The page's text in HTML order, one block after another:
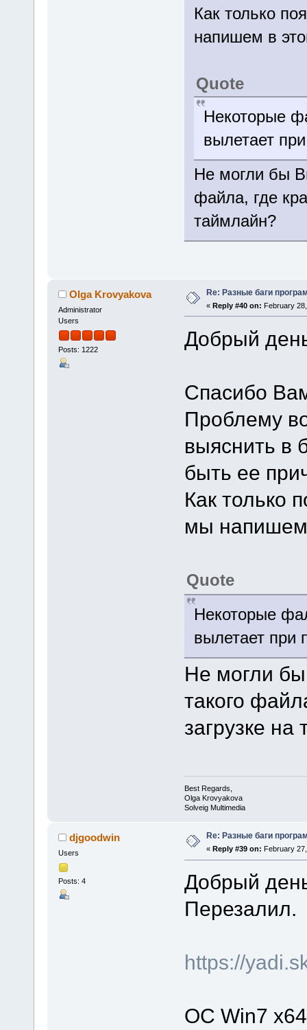
Как только
напишем в
Quote
Некоторые
вылетает
Не могли бы
файла, где
таймлайн?
Olga Krovyakova
Administrator
Users
Posts: 1222
Re: Разные баги
« Reply #40 on: February
Добрый
Спасибо
Проблему
выяснить в
быть ее
Как только
мы напишем
Quote
Некоторые
вылетает при
Не могли
такого
загрузке
Best Regards,
Olga Krovyakova
Solveig Multimedia
djgoodwin
Users
Posts: 4
Re: Разные баги
« Reply #39 on: February
Добрый
Перезалил.
https://
ОС Win7